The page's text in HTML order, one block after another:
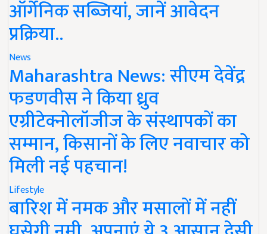
ऑर्गेनिक सब्जियां, जानें आवेदन
प्रक्रिया..
News
Maharashtra News: सीएम देवेंद्र
फडणवीस ने किया ध्रुव
एग्रीटेक्नोलॉजीज के संस्थापकों का
सम्मान, किसानों के लिए नवाचार को
मिली नई पहचान!
Lifestyle
बारिश में नमक और मसालों में नहीं